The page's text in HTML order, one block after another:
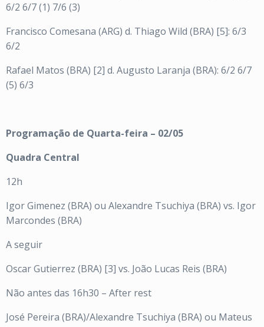
6/2 6/7 (1) 7/6 (3)
Francisco Comesana (ARG) d. Thiago Wild (BRA) [5]: 6/3
6/2
Rafael Matos (BRA) [2] d. Augusto Laranja (BRA): 6/2 6/7
(5) 6/3
Programação de Quarta-feira – 02/05
Quadra Central
12h
Igor Gimenez (BRA) ou Alexandre Tsuchiya (BRA) vs. Igor
Marcondes (BRA)
A seguir
Oscar Gutierrez (BRA) [3] vs. João Lucas Reis (BRA)
Não antes das 16h30 – After rest
José Pereira (BRA)/Alexandre Tsuchiya (BRA) ou Mateus